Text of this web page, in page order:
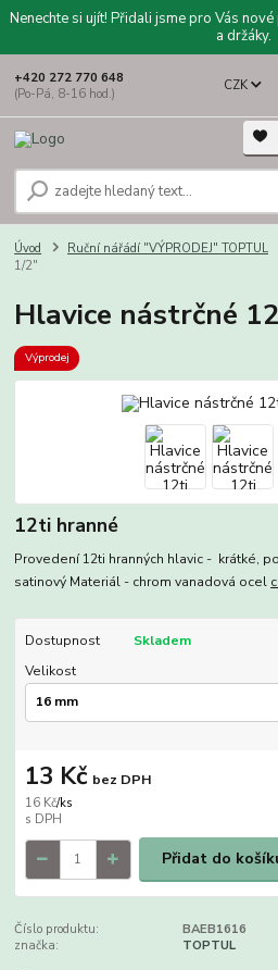
Nenechte si ujít! Přidali jsme pro Vás
a držáky.
CZK
+420 272 770 648
(Po-Pá, 8-16 hod.)
Úvod Ruční nářádí "VÝPRODEJ" TOPTUL
1/2"
Hlavice nástrčné
Výprodej
12ti hranné
Provedení 12ti hranných hlavic - krátké,
satinový Materiál - chrom vanadová ocel
Dostupnost
Skladem
Velikost
16 Kč/ks
13 Kč bez DPH
Přidat do
Číslo produktu:
BAEB1616
značka:
TOPTUL